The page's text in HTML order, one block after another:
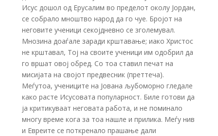
Исус дошол од Ерусалим во пределот околу Јордан,
се собрало мноштво народ да го чуе. Бројот на
неговите ученици секојдневно се зголемувал.
Мнозина доаѓале заради крштавање; иако Христос
не крштавал, Тој на своите ученици им одобрил да
го вршат овој обред. Со тоа ставил печат на
мисијата на својот предвесник (преттеча).
Меѓутоа, учениците на Јована љубоморно гледале
како расте Исусовата популарност. Биле готови да
ја критикуваат неговата работа, и не поминало
многу време кога за тоа нашле и прилика. Меѓу нив
и Евреите се поткренало прашање дали